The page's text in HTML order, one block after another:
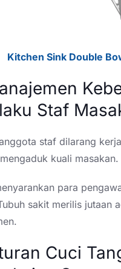
Kitchen Sink Double
Staf
staf dilarang
kuali
para
sakit merilis jutaan
Cuci